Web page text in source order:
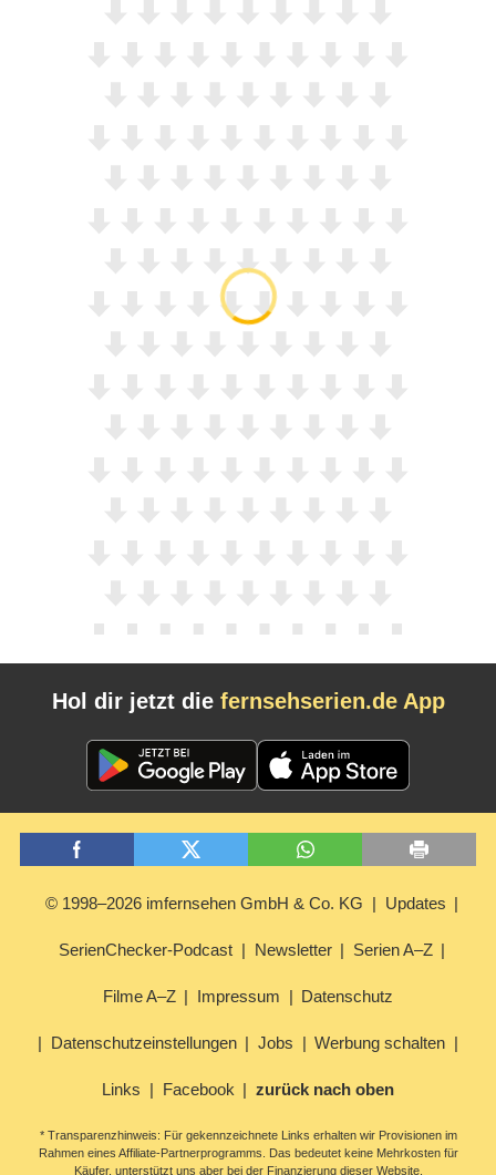
Hol dir jetzt die fernsehserien.de App
© 1998–2026 imfernsehen GmbH & Co. KG Updates
SerienChecker-Podcast Newsletter Serien A–Z
Filme A–Z Impressum Datenschutz
Datenschutzeinstellungen Jobs Werbung schalten
Links Facebook zurück nach oben
* Transparenzhinweis: Für gekennzeichnete Links erhalten wir Provisionen im
Rahmen eines Affiliate-Partnerprogramms. Das bedeutet keine Mehrkosten für
Käufer, unterstützt uns aber bei der Finanzierung dieser Website.